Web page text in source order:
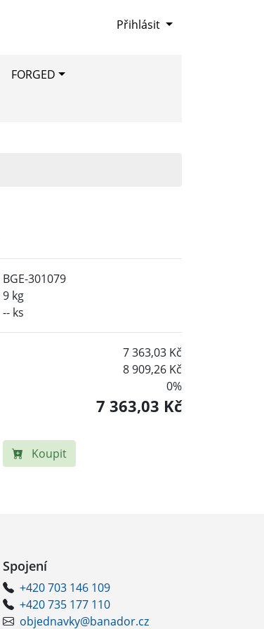
Přihlásit
FORGED
BGE-301079
9 kg
-- ks
7 363,03 Kč
8 909,26 Kč
0%
7 363,03 Kč
Koupit
Spojení
+420 703 146 109
+420 735 177 110
objednavky@banador.cz